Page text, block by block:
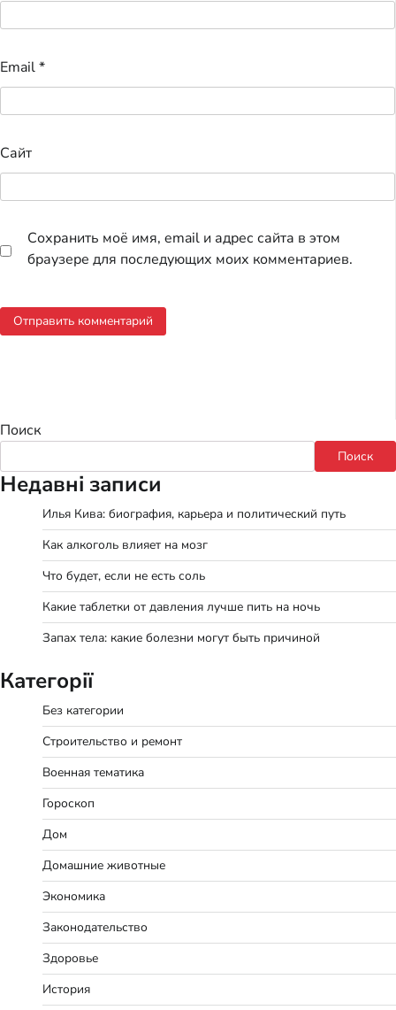
Email*
Сайт
Сохранить моё имя, email и адрес сайта в этом
браузере для последующих моих комментариев.
Поиск
Поиск
Недавні записи
Илья Кива: биография, карьера и политический путь
Как алкоголь влияет на мозг
Что будет, если не есть соль
Какие таблетки от давления лучше пить на ночь
Запах тела: какие болезни могут быть причиной
Категорії
Без категории
Строительство и ремонт
Военная тематика
Гороскоп
Дом
Домашние животные
Экономика
Законодательство
Здоровье
История